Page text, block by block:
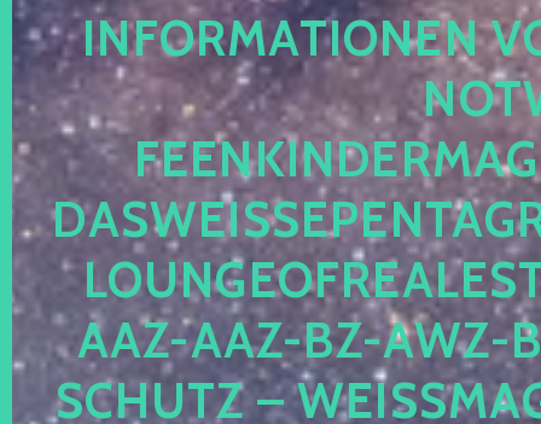
NFORMATIONEN
AZ-AAZ-BZ-AWZ-
CHUTZ –